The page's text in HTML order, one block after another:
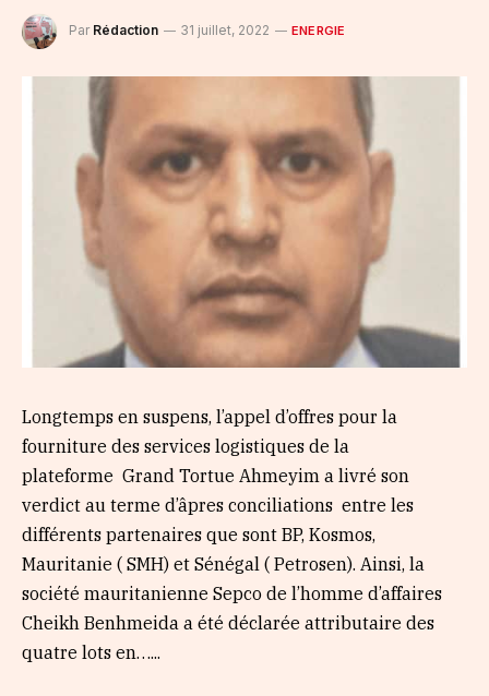
Par Rédaction 31 juillet, 2022 ENERGIE
Longtemps en suspens, l’appel d’offres pour la
fourniture des services logistiques de la
plateforme Grand Tortue Ahmeyim a livré son
verdict au terme d’âpres conciliations entre les
différents partenaires que sont BP, Kosmos,
Mauritanie ( SMH) et Sénégal ( Petrosen). Ainsi, la
société mauritanienne Sepco de l’homme d’affaires
Cheikh Benhmeida a été déclarée attributaire des
quatre lots en…...